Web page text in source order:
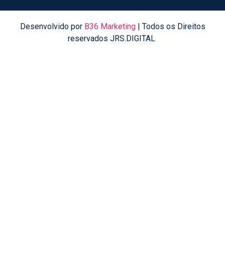
Desenvolvido por B36 Marketing| Todos os Direitos
reservados JRS.DIGITAL